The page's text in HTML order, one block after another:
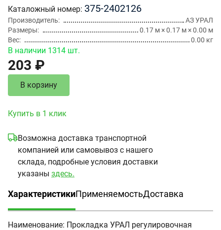
Каталожный номер 375-2402126
Производитель
АЗ УРАЛ
Размеры
0.17 м × 0.17 м × 0.00 м
Вес
0.00 кг
В наличии 1314 шт.
203 ₽
В корзину
Купить в 1 клик
Возможна доставка транспортной
компанией или самовывоз с нашего
склада, подробные условия доставки
указаны здесь.
Характеристики
(активная вкладка)
ПрименяемостьДоставка
Наименование: Прокладка УРАЛ регулировочная